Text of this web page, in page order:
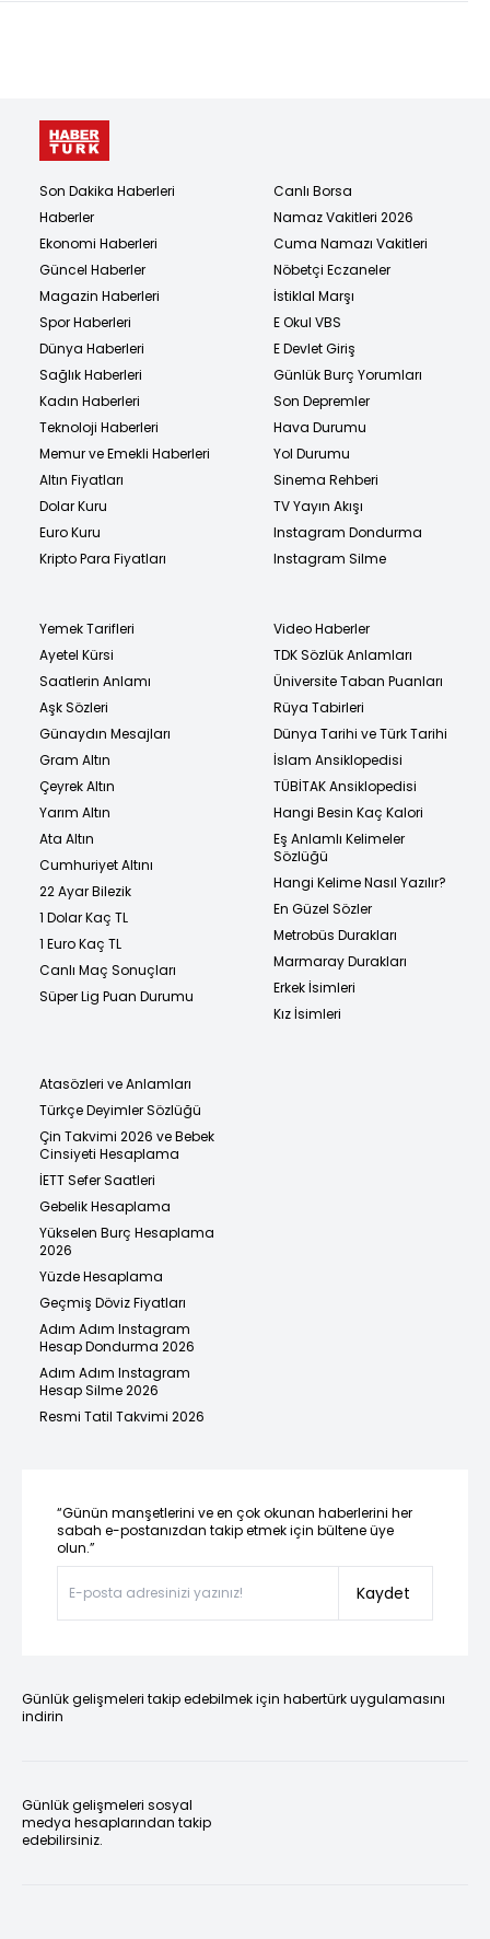
Son Dakika Haberleri
Haberler
Ekonomi Haberleri
Güncel Haberler
Magazin Haberleri
Spor Haberleri
Dünya Haberleri
Sağlık Haberleri
Kadın Haberleri
Teknoloji Haberleri
Memur ve Emekli Haberleri
Altın Fiyatları
Dolar Kuru
Euro Kuru
Kripto Para Fiyatları
Canlı Borsa
Namaz Vakitleri 2026
Cuma Namazı Vakitleri
Nöbetçi Eczaneler
İstiklal Marşı
E Okul VBS
E Devlet Giriş
Günlük Burç Yorumları
Son Depremler
Hava Durumu
Yol Durumu
Sinema Rehberi
TV Yayın Akışı
Instagram Dondurma
Instagram Silme
Yemek Tarifleri
Ayetel Kürsi
Saatlerin Anlamı
Aşk Sözleri
Günaydın Mesajları
Gram Altın
Çeyrek Altın
Yarım Altın
Ata Altın
Cumhuriyet Altını
22 Ayar Bilezik
1 Dolar Kaç TL
1 Euro Kaç TL
Canlı Maç Sonuçları
Süper Lig Puan Durumu
Video Haberler
TDK Sözlük Anlamları
Üniversite Taban Puanları
Rüya Tabirleri
Dünya Tarihi ve Türk Tarihi
İslam Ansiklopedisi
TÜBİTAK Ansiklopedisi
Hangi Besin Kaç Kalori
Eş Anlamlı Kelimeler
Sözlüğü
Hangi Kelime Nasıl Yazılır?
En Güzel Sözler
Metrobüs Durakları
Marmaray Durakları
Erkek İsimleri
Kız İsimleri
Atasözleri ve Anlamları
Türkçe Deyimler Sözlüğü
Çin Takvimi 2026 ve Bebek
Cinsiyeti Hesaplama
İETT Sefer Saatleri
Gebelik Hesaplama
Yükselen Burç Hesaplama
2026
Yüzde Hesaplama
Geçmiş Döviz Fiyatları
Adım Adım Instagram
Hesap Dondurma 2026
Adım Adım Instagram
Hesap Silme 2026
Resmi Tatil Takvimi 2026
“Günün manşetlerini ve en çok okunan haberlerini her
sabah e-postanızdan takip etmek için bültene üye
olun.”
Kaydet
Günlük gelişmeleri takip edebilmek için habertürk uygulamasını
indirin
Günlük gelişmeleri sosyal
medya hesaplarından takip
edebilirsiniz.